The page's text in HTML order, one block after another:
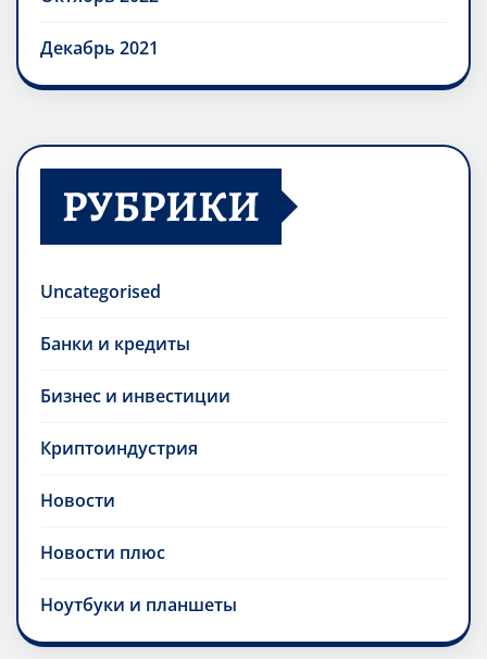
Декабрь 2021
РУБРИКИ
Uncategorised
Банки и кредиты
Бизнес и инвестиции
Криптоиндустрия
Новости
Новости плюс
Ноутбуки и планшеты